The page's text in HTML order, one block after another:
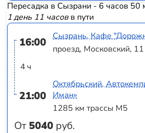
Пересадка в Сызрани - 6 часов 50
1 день 11 часовв пути
16:00
4 ч
21:00
От 5040 руб.
Сызрань, Кафе
проезд, Московский, 11
Октябрьский,
Иман»
1285 км трассы М5